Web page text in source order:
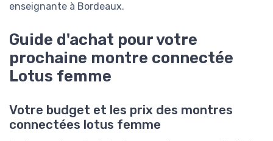
enseignante à Bordeaux.
Guide d'achat pour votre
prochaine montre connectée
Lotus femme
Votre budget et les prix des montres
connectées lotus femme